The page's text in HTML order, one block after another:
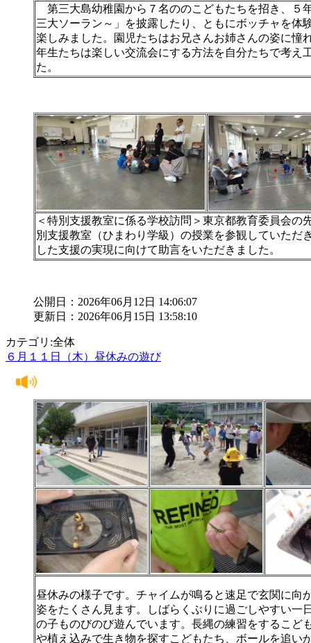
第三大島幼稚園から７名ののこどもたちを招き、５
三大ソーラン～」を披露したり、ともにボッチャを体
楽しみました。園児たちはお兄さんお姉さんの姿に憧
年生たちは楽しい交流会にする方法を自分たちで考え
た。
＜特別支援教室に係る学校訪問＞東京都教育委員会の
別支援教室（ひまわり学級）の授業を参観していただ
した支援の実現に向けて助言をいただきました。
公開日：2026年06月12日 14:06:07
更新日：2026年06月15日 13:58:10
カテゴリ:全体
６月１１日（木）昼休みの遊び
昼休みの様子です。チャイムが鳴ると速足で玄関に向
姿をたくさん見ます。しばらくぶりに過ごしやすい一
の子ものびのび遊んでいます。長縄の練習をするこど
や植え込みで生き物を探すこどもたち、ボールを追い